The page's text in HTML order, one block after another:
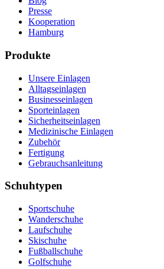
Presse
Kooperation
Hamburg
Produkte
Unsere Einlagen
Alltagseinlagen
Businesseinlagen
Sporteinlagen
Sicherheitseinlagen
Medizinische Einlagen
Zubehör
Fertigung
Gebrauchsanleitung
Schuhtypen
Sportschuhe
Wanderschuhe
Laufschuhe
Skischuhe
Fußballschuhe
Golfschuhe